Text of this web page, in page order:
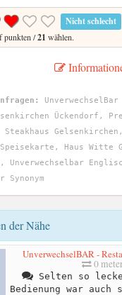
Nicht schlecht
punkten /21 wählen.
Ückendorf,
Gelsenkirchen,
Haus Witte
Unverwechselbar
Synonym
der Nähe
UnverwechselBAR -
0
Selten so
Bedienung war auch